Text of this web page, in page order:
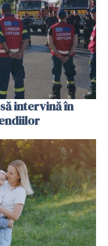
intervină în